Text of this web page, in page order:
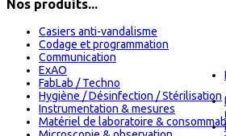
Nos produits...
Casiers anti-vandalisme
Codage et programmation
Communication
ExAO
FabLab / Techno
Hygiène / Désinfection / Stérilisation
Instrumentation & mesures
Matériel de laboratoire &